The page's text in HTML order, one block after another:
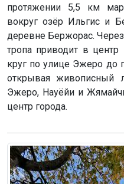
протяжении 5,5 км
вокруг озёр Ильгис и
деревне Бержорас.
тропа приводит в
круг по улице Эжеро до
открывая живописный
Эжеро, Науёйи и
центр города.